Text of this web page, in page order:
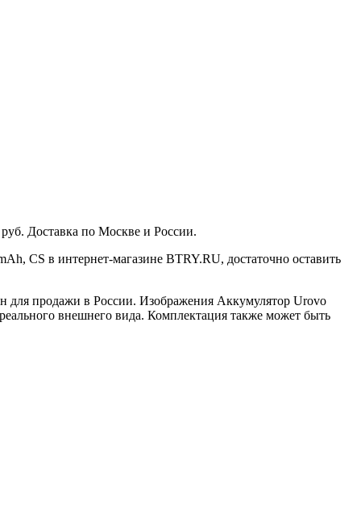
Доставка по Москве и России.
CS в интернет-магазине BTRY.RU, достаточно оставить
для продажи в России. Изображения Аккумулятор Urovo
внешнего вида. Комплектация также может быть